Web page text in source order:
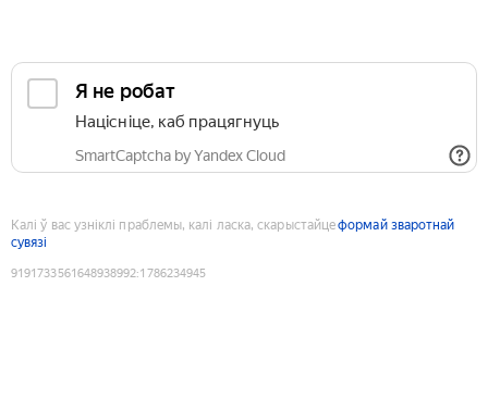
Я не робат
Націсніце, каб працягнуць
SmartCaptcha by Yandex Cloud
Калі ў вас узніклі праблемы, калі ласка, скарыстайцеформай зваротнай
сувязі
9191733561648938992:1786234945